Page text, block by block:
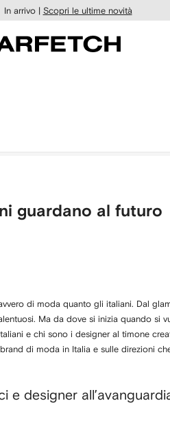
In arrivo | Scopri le ultime novità
guardano al futuro
di moda quanto gli italiani. Dal
Ma da dove si inizia quando si
e chi sono i designer al timone
di moda in Italia e sulle direzioni
e designer